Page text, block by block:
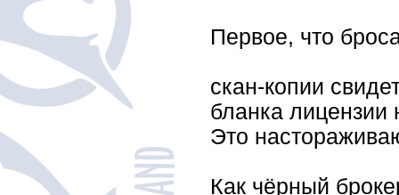
Первое, что
скан-копии
бланка лицензии
Это
Как чёрный